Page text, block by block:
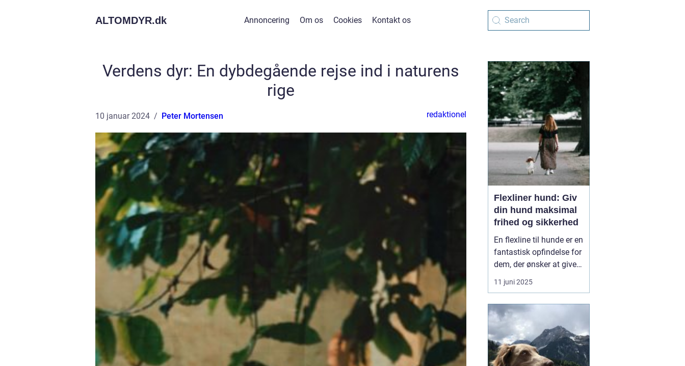
ALTOMDYR.dk Annoncering Om os Cookies Kontakt os
Verdens dyr: En dybdegående rejse ind i naturens
rige
10 januar 2024 Peter Mortensen redaktionel
Flexliner hund: Giv
din hund maksimal
frihed og sikkerhed
En flexline til hunde er en
fantastisk opfindelse for
dem, der ønsker at give
deres hunde både frihed
og sikkerhed under
dykke ned i, hvordan
flexliner fungerer,
fordelene ved at bruge
dem, samt hvordan m...
11 juni 2025